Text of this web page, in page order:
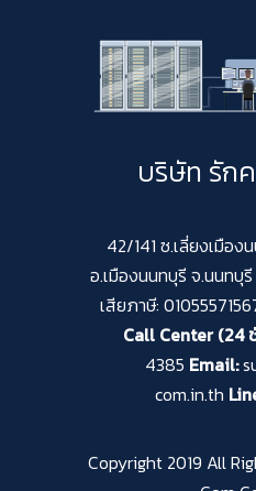
บริษัท รัก
42/141 ซ.เลี่ยงเมือง
อ.เมืองนนทบุรี จ.นนทบุ
เสียภาษี:
Call Center (24
4385 Email:
com.in.th
Copyright 2019 All